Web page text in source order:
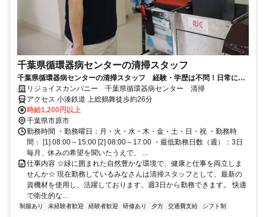
千葉県循環器病センターの清掃スタッフ
千葉県循環器病センターの清掃スタッフ 経験・学歴は不問！日常にも
活きる技術が身に付く◎
リジョイスカンパニー 千葉県循環器病センター 清掃
アクセス 小湊鉄道 上総鶴舞徒歩約26分
時給1,200円以上
千葉県市原市
勤務時間 ・勤務曜日：月・火・水・木・金・土・日・祝 ・勤務時
間： [1] 08:00～15:00 [2] 08:00～17:00 ・最低勤務日数（週）：3日
毎月、休みの希望を聞いたうえで、 ...
仕事内容 ☆緑に囲まれた自然豊かな環境で、健康と仕事を両立しま
せんか☆ 現在勤務しているみなさんは清掃スタッフとして、最新の
資機材を使用し、活躍しております。週3日から勤務できます。 快適
で衛生的な...
制服あり 未経験者歓迎 経験者歓迎 研修あり 夕方 交通費支給 シフト制